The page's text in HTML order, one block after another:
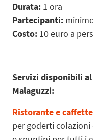
Durata: 1 ora
Partecipanti:
Costo: 10 euro a
Servizi disponibili
Malaguzzi:
Ristorante e
per goderti